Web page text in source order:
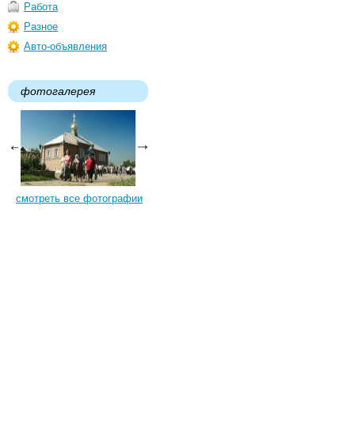
Работа
Разное
Авто-объявления
фотогалерея
смотреть все фотографии